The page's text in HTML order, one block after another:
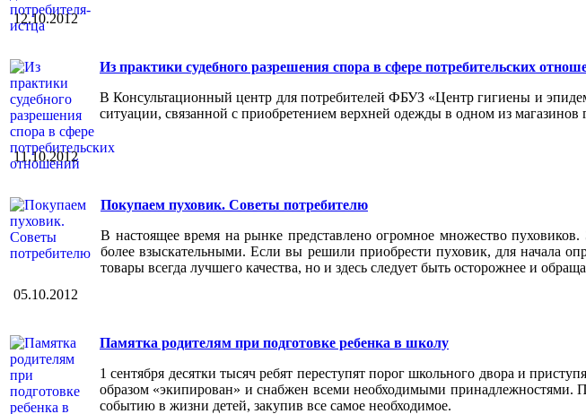
12.10.2012
Из практики судебного разрешения спора в сфере потребительских
В Консультационный центр для потребителей ФБУЗ «Центр гигиены и
ситуации, связанной с приобретением верхней одежды в одном из магазинов
11.10.2012
Покупаем пуховик. Советы потребителю
В настоящее время на рынке представлено огромное множество
более взыскательными. Если вы решили приобрести пуховик, для начала
товары всегда лучшего качества, но и здесь следует быть осторожнее и
05.10.2012
Памятка родителям при подготовке ребенка в школу
1 сентября десятки тысяч ребят переступят порог школьного двора и
образом «экипирован» и снабжен всеми необходимыми принадлежностями.
событию в жизни детей, закупив все самое необходимое.